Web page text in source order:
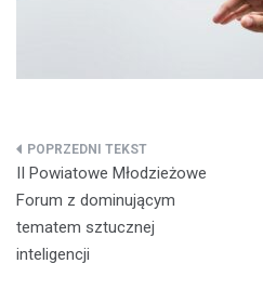
Nawigacja
wpisu
II Powiatowe Młodzieżowe
Forum z dominującym
tematem sztucznej
inteligencji